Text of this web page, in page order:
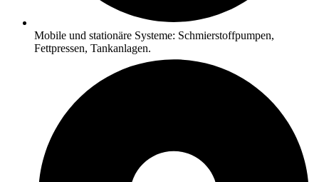
Mobile und stationäre Systeme: Schmierstoffpumpen,
Fettpressen, Tankanlagen.